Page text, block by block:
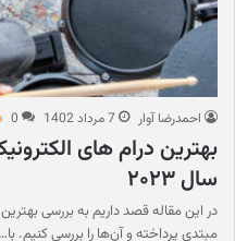
احمدرضا آوار 7 مرداد 1402 0
بهترین درام های
سال ۲۰۲۳
در این مقاله قصد داریم به بررسی
مبتدی پرداخته و آن‌ها را بررسی کنیم. با…